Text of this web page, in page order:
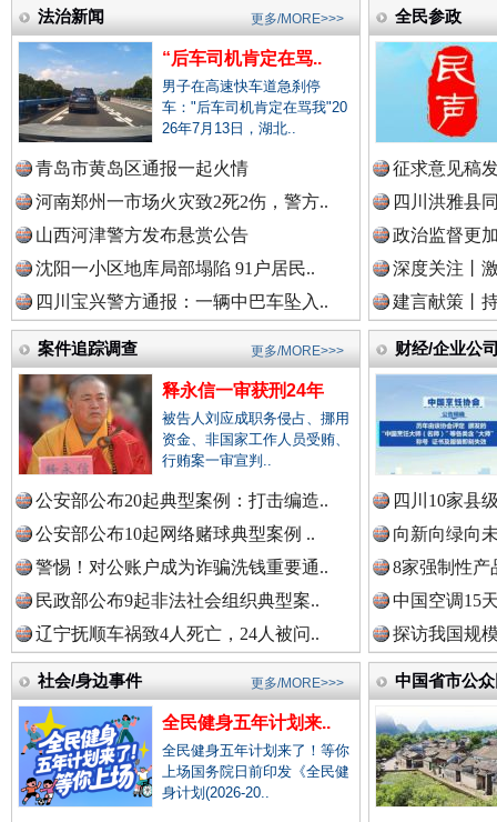
中国廉政法纪网.
中国律师在线.
中国参政网.中
中国全民新闻网.
中国公众新闻网.
中国公民新闻网.
中国公共新闻网.
中国法制新闻网.
雄关漫道展新颜
高速路
春天里的科技盛宴
法治新闻
“后车司机肯定在骂..
男子在高速快车道急刹停
车："后车司机肯定在骂我"20
26年7月13日，湖北..
青岛市黄岛区通报一起火情
河南郑州一市场火灾致2死2伤，警方..
山西河津警方发布悬赏公告
沈阳一小区地库局部塌陷 91户居民..
四川宝兴警方通报：一辆中巴车坠入..
更多/MORE>>> 全民参政
征求意见稿
四川洪雅县
政治监督更
深度关注丨
建言献策丨
案件追踪调查
释永信一审获刑24年
被告人刘应成职务侵占、挪用
资金、非国家工作人员受贿、
行贿案一审宣判..
公安部公布20起典型案例：打击编造..
公安部公布10起网络赌球典型案例 ..
警惕！对公账户成为诈骗洗钱重要通..
民政部公布9起非法社会组织典型案..
辽宁抚顺车祸致4人死亡，24人被问..
更多/MORE>>> 财经/企业公
四川10家县
向新向绿向
8家强制性产
中国空调15
探访我国规
社会/身边事件
全民健身五年计划来..
全民健身五年计划来了！等你
上场国务院日前印发《全民健
身计划(2026-20..
更多/MORE>>> 中国省市公